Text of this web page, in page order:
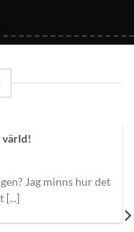
värld!
Jag minns hur det
[...]